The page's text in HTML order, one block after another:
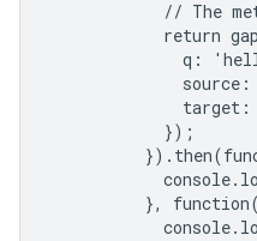
// The
return
q:
source:
target:
            });
},